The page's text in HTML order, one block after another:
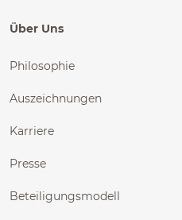
Über Uns
Philosophie
Auszeichnungen
Karriere
Presse
Beteiligungsmodell